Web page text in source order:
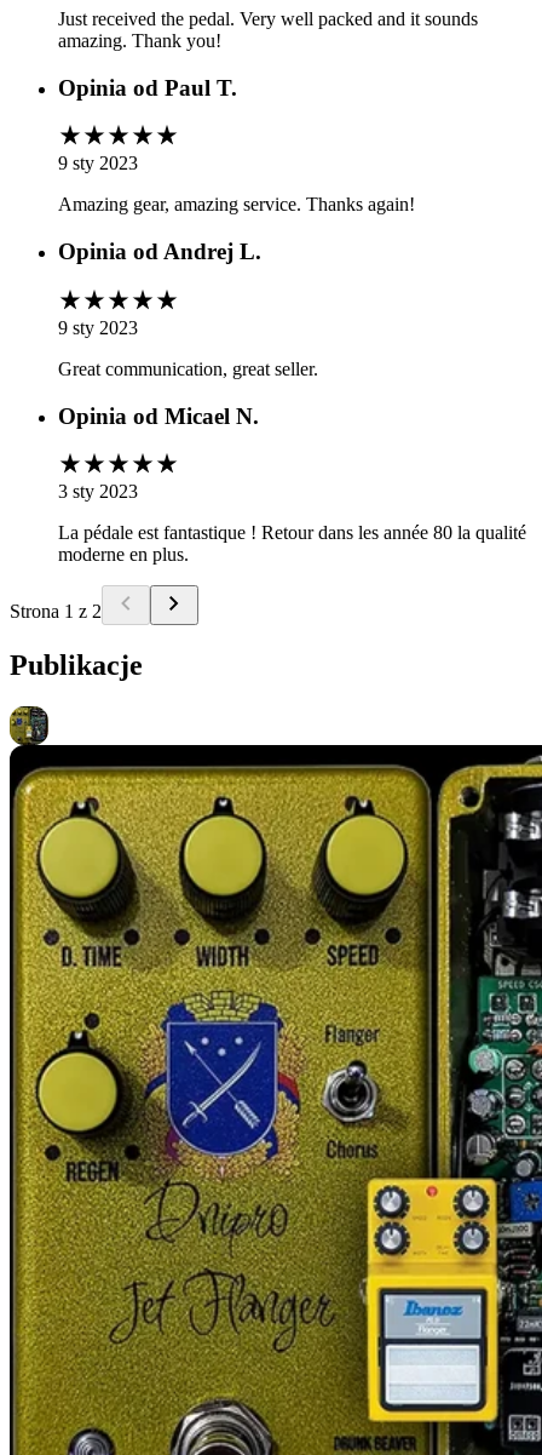
Just received the pedal. Very well packed and it sounds
amazing. Thank you!
Opinia od Paul T.
9 sty 2023
Amazing gear, amazing service. Thanks again!
Opinia od Andrej L.
9 sty 2023
Great communication, great seller.
Opinia od Micael N.
3 sty 2023
La pédale est fantastique ! Retour dans les année 80 la qualité
moderne en plus.
Strona 1 z 2
Publikacje